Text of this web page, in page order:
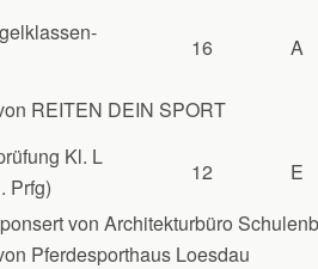
16 A
REITEN DEIN SPORT
Kl. L
Prfg)
12
E
von Architekturbüro
Pferdesporthaus Loesdau